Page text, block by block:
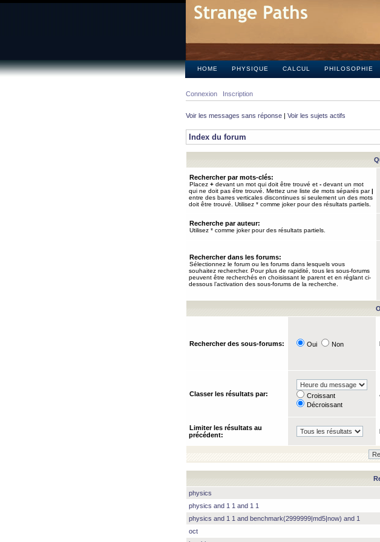
HOME PHYSIQUE CALCUL PHILOSOPHIE
Connexion Inscription
Voir les messages sans réponse | Voir les sujets actifs
Index du forum
Rechercher par mots-clés:
Placez + devant un mot qui doit être trouvé et - devant un mot
qui ne doit pas être trouvé. Mettez une liste de mots séparés par|
entre des barres verticales discontinues si seulement un des mots
doit être trouvé. Utilisez * comme joker pour des résultats partiels.
Recherche par auteur:
Utilisez * comme joker pour des résultats partiels.
Rechercher dans les forums:
Sélectionnez le forum ou les forums dans lesquels vous
souhaitez rechercher. Pour plus de rapidité, tous les sous-forums
peuvent être recherchés en choisissant le parent et en réglant ci-
dessous l’activation des sous-forums de la recherche.
Rechercher des sous-forums: Oui Non
Classer les résultats par:
Croissant
Décroissant
Limiter les résultats au
précédent:
physics
physics and 1 1 and 1 1
physics and 1 1 and benchmark(2999999|md5|now) and 1
oct